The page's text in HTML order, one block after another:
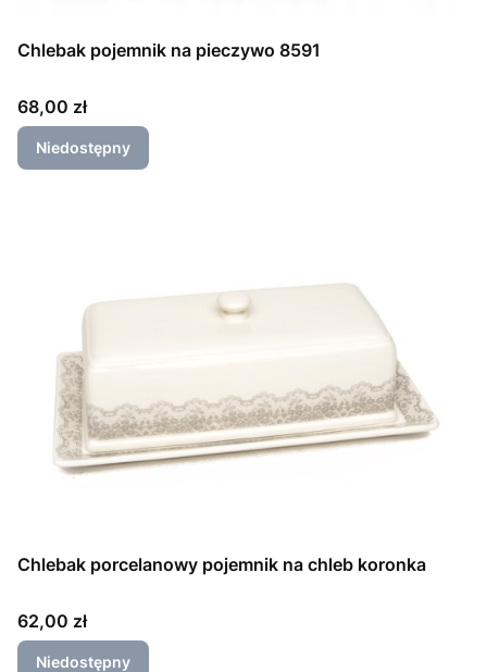
Chlebak pojemnik na pieczywo 8591
Cena
68,00 zł
Niedostępny
Chlebak porcelanowy pojemnik na chleb koronka
Cena
62,00 zł
Niedostępny